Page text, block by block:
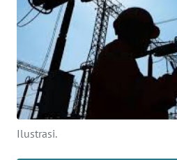
Ilustrasi.
PERISTIWA
NATUNA
BINTAN
Informasi